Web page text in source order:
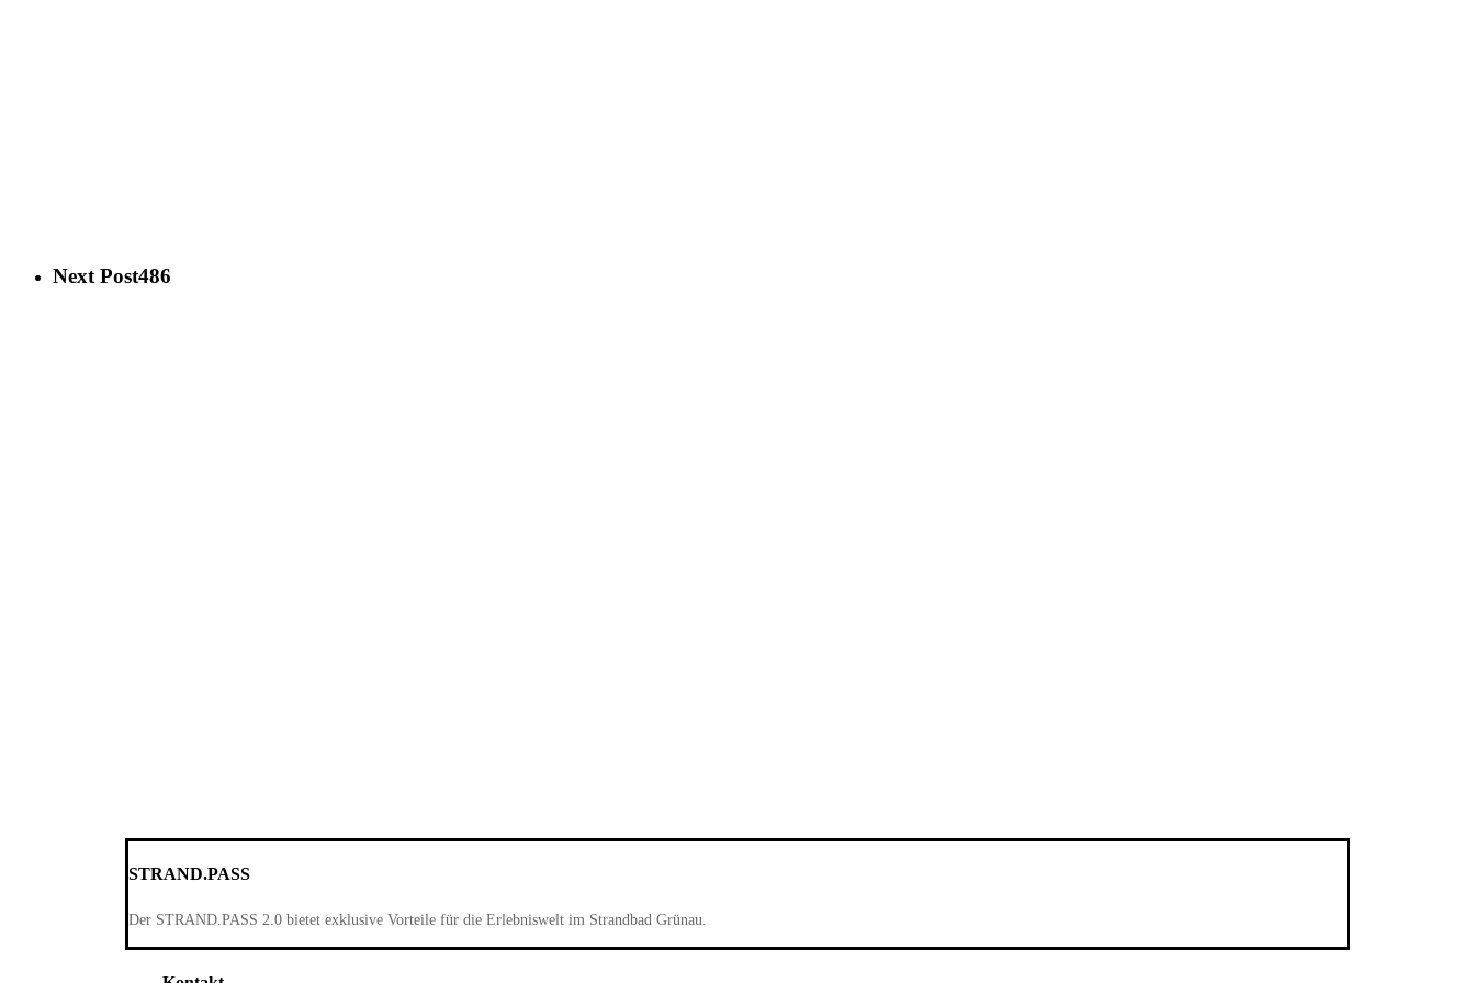
Next Post486
STRAND.PASS
Der STRAND.PASS 2.0 bietet exklusive Vorteile für die Erlebniswelt im Strandbad Grünau.